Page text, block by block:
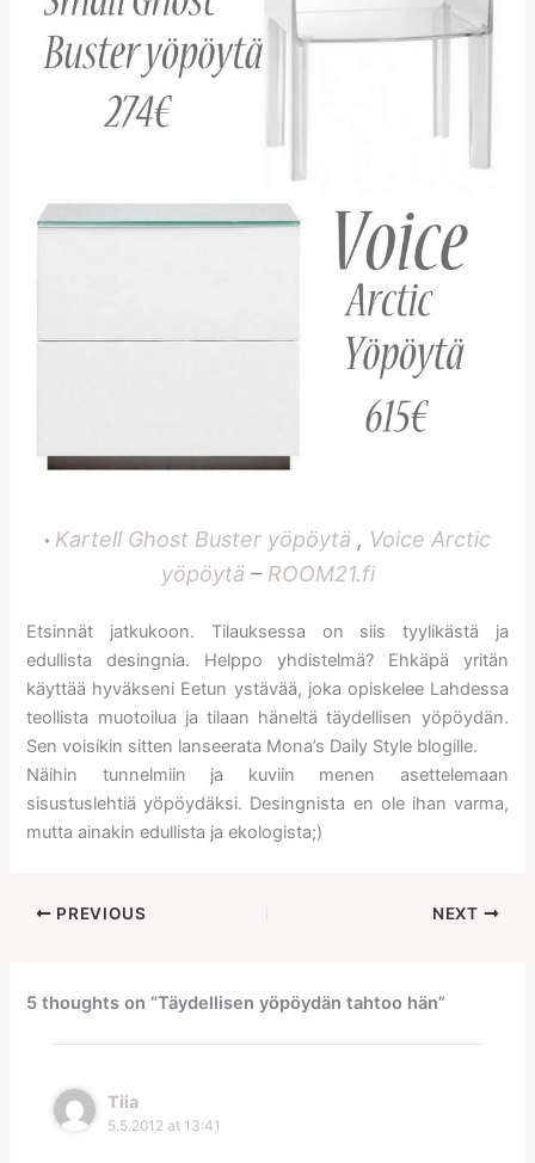
* Kartell Ghost Buster yöpöytä , Voice Arctic
yöpöytä – ROOM21.fi
Etsinnät jatkukoon. Tilauksessa on siis tyylikästä ja
edullista desingnia. Helppo yhdistelmä? Ehkäpä yritän
käyttää hyväkseni Eetun ystävää, joka opiskelee Lahdessa
teollista muotoilua ja tilaan häneltä täydellisen yöpöydän.
Sen voisikin sitten lanseerata Mona’s Daily Style blogille.
Näihin tunnelmiin ja kuviin menen asettelemaan
sisustuslehtiä yöpöydäksi. Desingnista en ole ihan varma,
mutta ainakin edullista ja ekologista;)
PREVIOUS NEXT
5 thoughts on “Täydellisen yöpöydän tahtoo hän”
Tiia
5.5.2012 at 13:41